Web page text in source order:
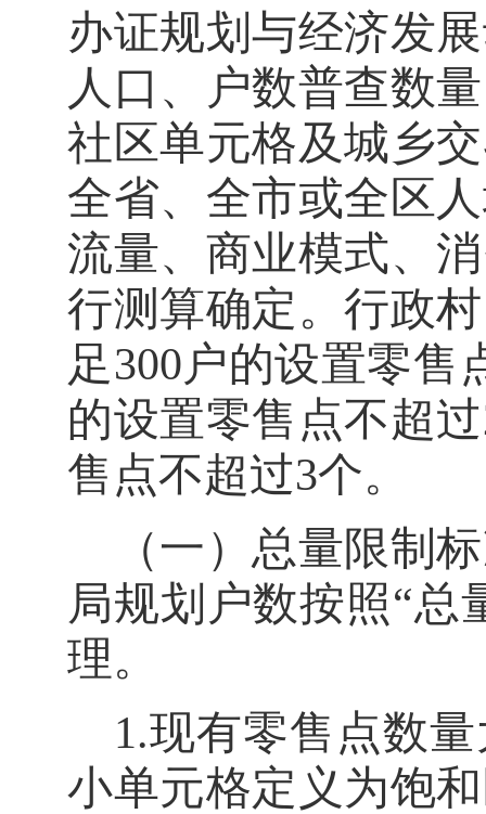
办证规划与经济发
人口、户数普查数
社区单元格及城乡
全省、全市或全区
流量、商业模式、
行测算确定。行政
足300户的设置零售
的设置零售点不超过
售点不超过3个。
（一）总量限制
局规划户数按照“总
理。
1.现有零售点数
小单元格定义为饱